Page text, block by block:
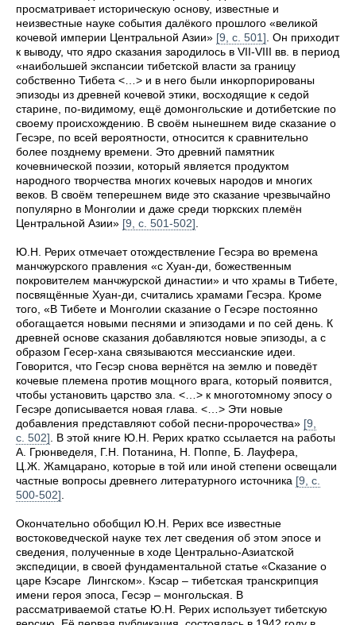
просматривает историческую основу, известные и
неизвестные науке события далёкого прошлого «великой
кочевой империи Центральной Азии» [9, с. 501] . Он приходит
к выводу, что ядро сказания зародилось в VII-VIII вв. в период
«наибольшей экспансии тибетской власти за границу
собственно Тибета <…> и в него были инкорпорированы
эпизоды из древней кочевой этики, восходящие к седой
старине, по-видимому, ещё домонгольские и дотибетские по
своему происхождению. В своём нынешнем виде сказание о
Гесэре, по всей вероятности, относится к сравнительно
более позднему времени. Это древний памятник
кочевнической поэзии, который является продуктом
народного творчества многих кочевых народов и многих
веков. В своём теперешнем виде это сказание чрезвычайно
популярно в Монголии и даже среди тюркских племён
Центральной Азии» [9, с. 501-502]
Ю.Н. Рерих отмечает отождествление Гесэра во времена
манчжурского правления «с Хуан-ди, божественным
покровителем манчжурской династии» и что храмы в Тибете,
посвящённые Хуан-ди, считались храмами Гесэра. Кроме
того, «В Тибете и Монголии сказание о Гесэре постоянно
обогащается новыми песнями и эпизодами и по сей день. К
древней основе сказания добавляются новые эпизоды, а с
образом Гесер-хана связываются мессианские идеи.
Говорится, что Гесэр снова вернётся на землю и поведёт
кочевые племена против мощного врага, который появится,
чтобы установить царство зла. <…> к многотомному эпосу о
Гесэре дописывается новая глава. <…> Эти новые
добавления представляют собой песни-пророчества» [9,
с. 502] . В этой книге Ю.Н. Рерих кратко ссылается на работы
А. Грюнведеля, Г.Н. Потанина, Н. Поппе, Б. Лауфера,
Ц.Ж. Жамцарано, которые в той или иной степени освещали
частные вопросы древнего литературного источника [9, с.
500-502]
Окончательно обобщил Ю.Н. Рерих все известные
востоковедческой науке тех лет сведения об этом эпосе и
сведения, полученные в ходе Центрально-Азиатской
экспедиции, в своей фундаментальной статье «Сказание о
царе Кэсаре Лингском». Кэсар – тибетская транскрипция
имени героя эпоса, Гесэр – монгольская. В
рассматриваемой статье Ю.Н. Рерих использует тибетскую